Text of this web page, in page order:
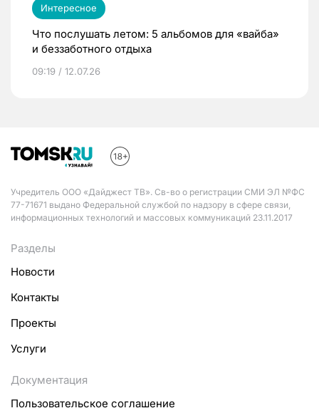
Интересное
Что послушать летом: 5 альбомов для «вайба»
и беззаботного отдыха
09:19 / 12.07.26
Учредитель ООО «Дайджест ТВ». Св-во о регистрации СМИ ЭЛ №ФС
77-71671 выдано Федеральной службой по надзору в сфере связи,
информационных технологий и массовых коммуникаций 23.11.2017
Разделы
Новости
Контакты
Проекты
Услуги
Документация
Пользовательское соглашение